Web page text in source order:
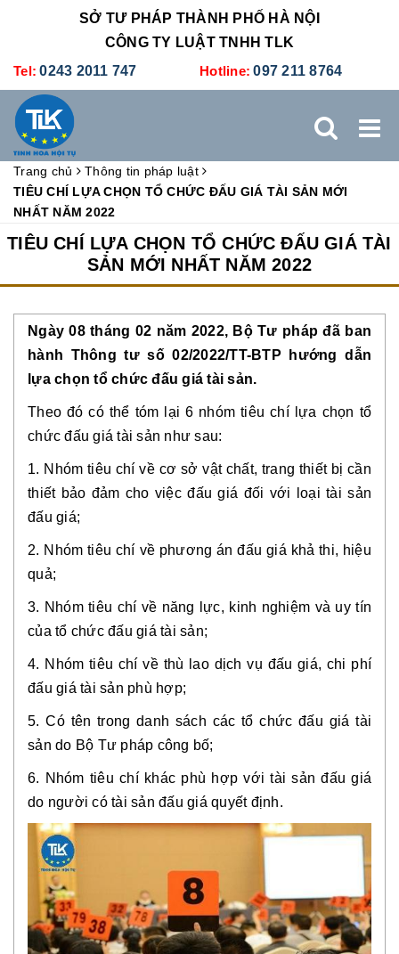
SỞ TƯ PHÁP THÀNH PHỐ HÀ NỘI
CÔNG TY LUẬT TNHH TLK
Tel: 0243 2011 747 Hotline: 097 211 8764
TRANG CHỦ GIỚI THIỆU DỊCH VỤ PHÁP LÝ
DỊCH VỤ KẾ TOÁN - THUẾ XÚC TIẾN THƯƠNG MẠI
Trang chủ
Thông tin pháp luật
TIÊU CHÍ LỰA CHỌN TỔ CHỨC ĐẤU GIÁ TÀI SẢN MỚI
NHẤT NĂM 2022
TIÊU CHÍ LỰA CHỌN TỔ CHỨC ĐẤU GIÁ TÀI
SẢN MỚI NHẤT NĂM 2022
Ngày 08 tháng 02 năm 2022, Bộ Tư pháp đã ban
hành Thông tư số 02/2022/TT-BTP hướng dẫn
lựa chọn tổ chức đấu giá tài sản.
Theo đó có thể tóm lại 6 nhóm tiêu chí lựa chọn tổ
chức đấu giá tài sản như sau:
1. Nhóm tiêu chí về cơ sở vật chất, trang thiết bị cần
thiết bảo đảm cho việc đấu giá đối với loại tài sản
đấu giá;
2. Nhóm tiêu chí về phương án đấu giá khả thi, hiệu
quả;
3. Nhóm tiêu chí về năng lực, kinh nghiệm và uy tín
của tổ chức đấu giá tài sản;
4. Nhóm tiêu chí về thù lao dịch vụ đấu giá, chi phí
đấu giá tài sản phù hợp;
5. Có tên trong danh sách các tổ chức đấu giá tài
sản do Bộ Tư pháp công bố;
6. Nhóm tiêu chí khác phù hợp với tài sản đấu giá
do người có tài sản đấu giá quyết định.